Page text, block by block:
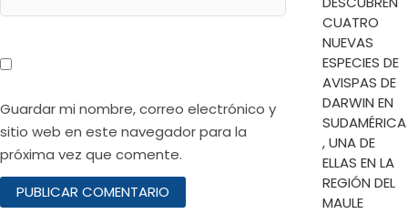
Guardar mi nombre, correo electrónico y
sitio web en este navegador para la
próxima vez que comente.
CUATRO
NUEVAS
ESPECIES DE
AVISPAS DE
DARWIN EN
SUDAMÉRICA
, UNA DE
ELLAS EN LA
REGIÓN DEL
MAULE